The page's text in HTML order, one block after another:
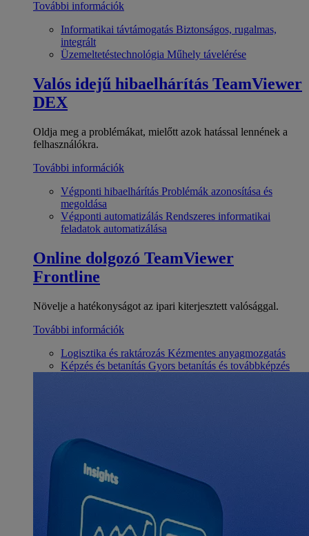
További információk
Informatikai távtámogatás Biztonságos, rugalmas,
integrált
Üzemeltetéstechnológia Műhely távelérése
Valós idejű hibaelhárítás TeamViewer
DEX
Oldja meg a problémákat, mielőtt azok hatással lennének a
felhasználókra.
További információk
Végponti hibaelhárítás Problémák azonosítása és
megoldása
Végponti automatizálás Rendszeres informatikai
feladatok automatizálása
Online dolgozó TeamViewer
Frontline
Növelje a hatékonyságot az ipari kiterjesztett valósággal.
További információk
Logisztika és raktározás Kézmentes anyagmozgatás
Képzés és betanítás Gyors betanítás és továbbképzés